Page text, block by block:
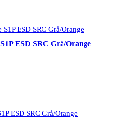
SR
ESD SRC Grå/Orange
ESD SRC Grå/Orange